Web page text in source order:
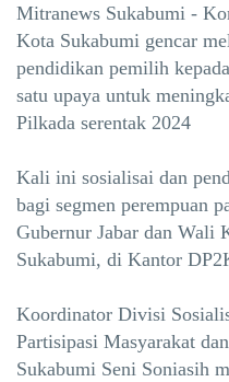
Mitranews Sukabumi -
Kota Sukabumi gencar
pendidikan pemilih
satu upaya untuk
Pilkada serentak 2024
Kali ini sosialisai dan
bagi segmen perempuan
Gubernur Jabar dan Wali
Sukabumi, di Kantor
Koordinator Divisi
Partisipasi Masyarakat
Sukabumi Seni Soniasih